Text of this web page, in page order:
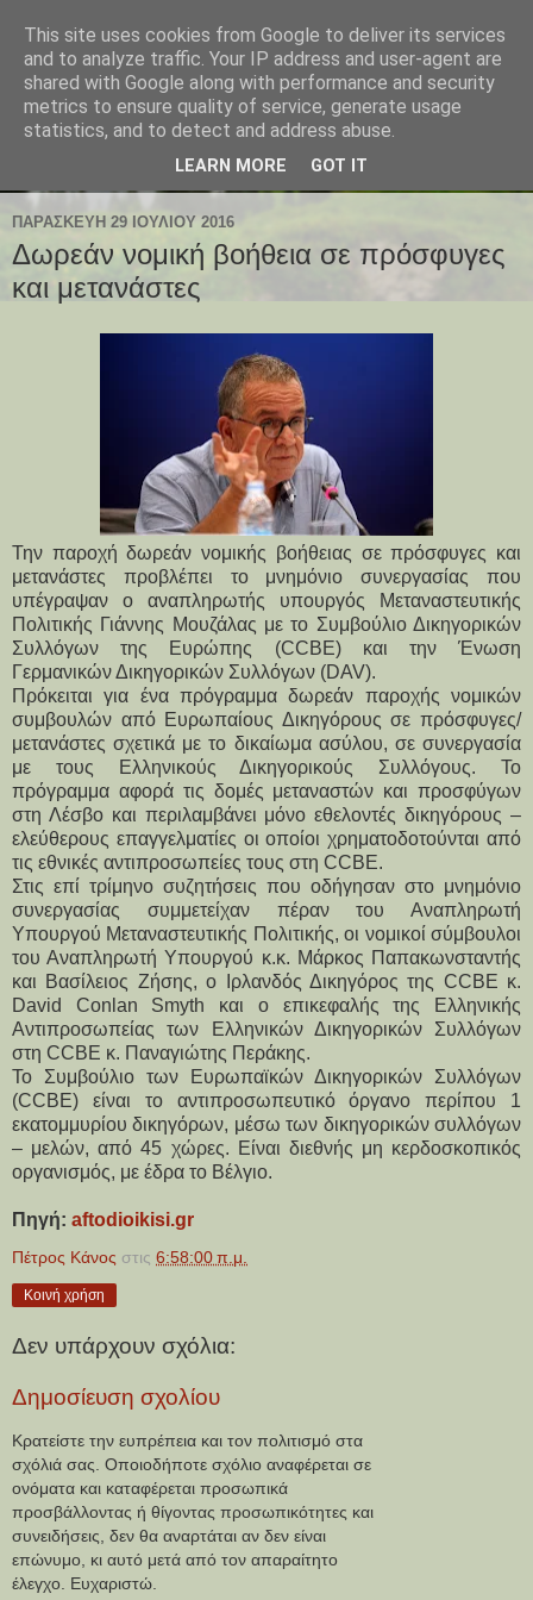
ΠΑΡΑΣΚΕΥΉ 29 ΙΟΥΛΊΟΥ 2016
Δωρεάν νομική βοήθεια σε πρόσφυγες
και μετανάστες
Την παροχή δωρεάν νομικής βοήθειας σε πρόσφυγες και
μετανάστες προβλέπει το μνημόνιο συνεργασίας που
υπέγραψαν ο αναπληρωτής υπουργός Μεταναστευτικής
Πολιτικής Γιάννης Μουζάλας με το Συμβούλιο Δικηγορικών
Συλλόγων της Ευρώπης (CCBE) και την Ένωση
Γερμανικών Δικηγορικών Συλλόγων (DAV).
Πρόκειται για ένα πρόγραμμα δωρεάν παροχής νομικών
συμβουλών από Ευρωπαίους Δικηγόρους σε πρόσφυγες/
μετανάστες σχετικά με το δικαίωμα ασύλου, σε συνεργασία
με τους Ελληνικούς Δικηγορικούς Συλλόγους. Το
πρόγραμμα αφορά τις δομές μεταναστών και προσφύγων
στη Λέσβο και περιλαμβάνει μόνο εθελοντές δικηγόρους –
ελεύθερους επαγγελματίες οι οποίοι χρηματοδοτούνται από
τις εθνικές αντιπροσωπείες τους στη CCBE.
Στις επί τρίμηνο συζητήσεις που οδήγησαν στο μνημόνιο
συνεργασίας συμμετείχαν πέραν του Αναπληρωτή
Υπουργού Μεταναστευτικής Πολιτικής, οι νομικοί σύμβουλοι
του Αναπληρωτή Υπουργού κ.κ. Μάρκος Παπακωνσταντής
και Βασίλειος Ζήσης, ο Ιρλανδός Δικηγόρος της CCBE κ.
David Conlan Smyth και ο επικεφαλής της Ελληνικής
Αντιπροσωπείας των Ελληνικών Δικηγορικών Συλλόγων
στη CCBE κ. Παναγιώτης Περάκης.
Το Συμβούλιο των Ευρωπαϊκών Δικηγορικών Συλλόγων
(CCBE) είναι το αντιπροσωπευτικό όργανο περίπου 1
εκατομμυρίου δικηγόρων, μέσω των δικηγορικών συλλόγων
– μελών, από 45 χώρες. Είναι διεθνής μη κερδοσκοπικός
οργανισμός, με έδρα το Βέλγιο.
Πηγή: aftodioikisi.gr
Πέτρος Κάνος στις 6:58:00 π.μ.
Κοινή χρήση
Δεν υπάρχουν σχόλια:
Δημοσίευση σχολίου
Κρατείστε την ευπρέπεια και τον πολιτισμό στα
σχόλιά σας. Οποιοδήποτε σχόλιο αναφέρεται σε
ονόματα και καταφέρεται προσωπικά
προσβάλλοντας ή θίγοντας προσωπικότητες και
συνειδήσεις, δεν θα αναρτάται αν δεν είναι
επώνυμο, κι αυτό μετά από τον απαραίτητο
έλεγχο. Ευχαριστώ.
This site uses cookies from Google to deliver its services
and to analyze traffic. Your IP address and user-agent are
shared with Google along with performance and security
metrics to ensure quality of service, generate usage
statistics, and to detect and address abuse.
LEARN MORE GOT IT